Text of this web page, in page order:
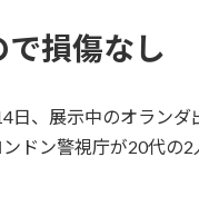
損傷なし
日、展示中のオラン
ドン警視庁が20代